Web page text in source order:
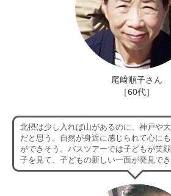
尾﨑順子さん
［60代］
北摂は少し入れば山があるのに、神戸や
だと思う。自然が身近に感じられて心に
ができそう。バスツアーでは子どもが笑
子を見て、子どもの新しい一面が発見でき